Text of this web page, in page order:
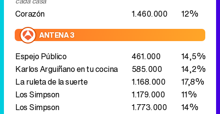
La ruleta de la suerte
1.168.000
17,8%
Los Simpson
1.179.000
11%
Los Simpson
1.773.000 14%
TELECINCO
El programa de Ana Rosa 603.000 18,7%
Incluye:
- Actualidad
628.000
19,2%